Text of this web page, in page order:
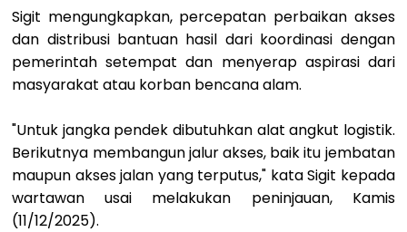
Sigit mengungkapkan, percepatan perbaikan akses
dan distribusi bantuan hasil dari koordinasi dengan
pemerintah setempat dan menyerap aspirasi dari
masyarakat atau korban bencana alam.
"Untuk jangka pendek dibutuhkan alat angkut logistik.
Berikutnya membangun jalur akses, baik itu jembatan
maupun akses jalan yang terputus," kata Sigit kepada
wartawan usai melakukan peninjauan, Kamis
(11/12/2025).